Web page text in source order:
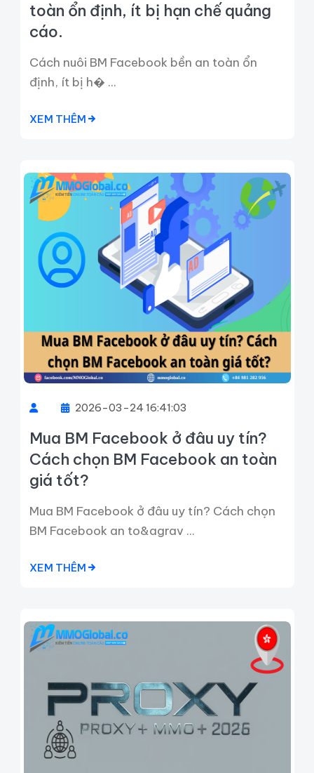
toàn ổn định, ít bị hạn chế quảng
cáo.
Cách nuôi BM Facebook bền an toàn ổn
định, ít bị h� ...
XEM THÊM
2026-03-24 16:41:03
Mua BM Facebook ở đâu uy tín?
Cách chọn BM Facebook an toàn
giá tốt?
Mua BM Facebook ở đâu uy tín? Cách chọn
BM Facebook an to&agrav ...
XEM THÊM